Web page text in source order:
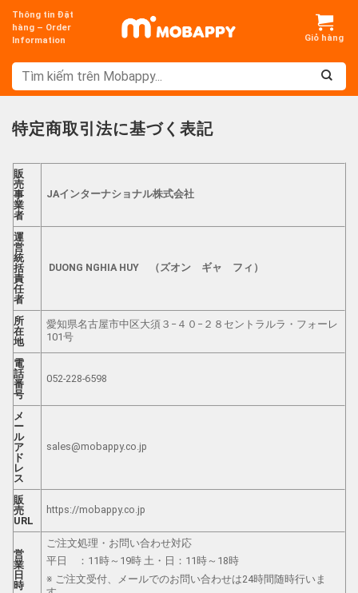
Chuyển
đến
dung
Thông tin Đặt
hàng – Order
Information
特定商取引法に基づく表記
販
売
事
業
者
JAインターナショナル株式会社
運
営
統
括
責
任
者
DUONG NGHIA HUY （ズオン ギャ フィ）
所
在
地
愛知県名古屋市中区大須３−４０−２８セントラルラ・フォーレ
101号
電
話
番
号
052-228-6598
メ
ー
ル
ア
ド
レ
ス
sales@mobappy.co.jp
販
売
URL
https://mobappy.co.jp
営
業
日
時
ご注文処理・お問い合わせ対応
平日 ：11時～19時 土・日：11時～18時
※ ご注文受付、メールでのお問い合わせは24時間随時行いま